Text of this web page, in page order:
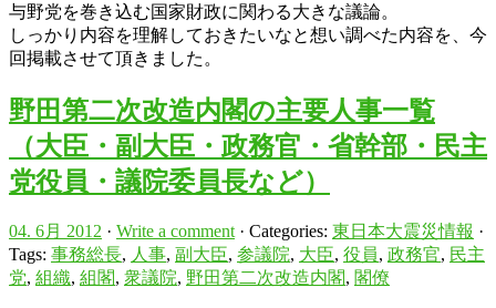
与野党を巻き込む国家財政に関わる大きな議論。
しっかり内容を理解しておきたいなと想い調べた内容を、今
回掲載させて頂きました。
野田第二次改造内閣の主要人事一覧
（大臣・副大臣・政務官・省幹部・民主
党役員・議院委員長など）
04. 6月 2012 · Write a comment· Categories: 東日本大震災情報 ·
Tags: 事務総長, 人事, 副大臣, 参議院, 大臣, 役員, 政務官, 民主
党, 組織, 組閣, 衆議院, 野田第二次改造内閣, 閣僚